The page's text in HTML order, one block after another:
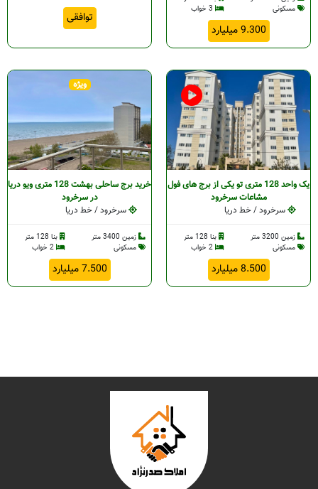
مسکونی
9.300 میلیارد
توافقی
یک واحد 128 متری تو یکی از برج های فول
مشاعات سرخرود
سرخرود / خط دریا
زمین 3200 متر
بنا 128 متر
مسکونی
8.500 میلیارد
ویژه
خرید برج ساحلی بهشت 128 متری ویو دریا
در سرخرود
سرخرود / خط دریا
زمین 3400 متر
بنا 128 متر
مسکونی
7.500 میلیارد